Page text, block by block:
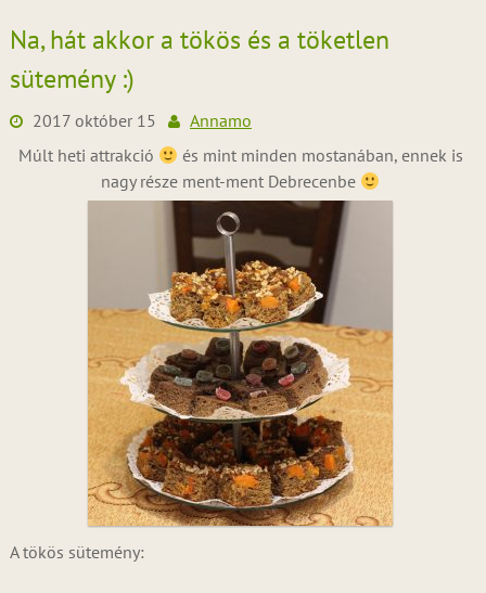
Na, hát akkor a tökös és a töketlen
sütemény :)
2017 október 15
Annamo
Múlt heti attrakció
és mint minden mostanában, ennek is
nagy része ment-ment Debrecenbe
A tökös sütemény: